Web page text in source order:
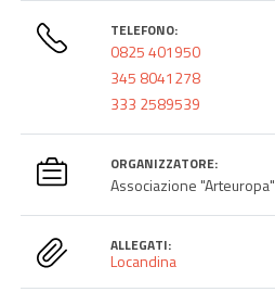
TELEFONO:
0825 401950
345 8041278
333 2589539
ORGANIZZATORE:
Associazione "Arteuropa"
ALLEGATI:
Locandina